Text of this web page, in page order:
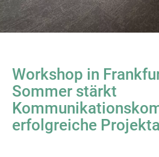
Workshop in
Sommer stärkt
erfolgreiche